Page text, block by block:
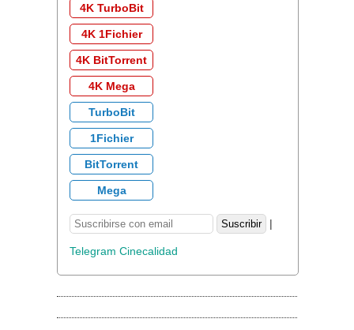
4K TurboBit
4K 1Fichier
4K BitTorrent
4K Mega
TurboBit
1Fichier
BitTorrent
Mega
|
Telegram Cinecalidad